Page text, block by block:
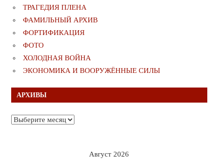
ТРАГЕДИЯ ПЛЕНА
ФАМИЛЬНЫЙ АРХИВ
ФОРТИФИКАЦИЯ
ФОТО
ХОЛОДНАЯ ВОЙНА
ЭКОНОМИКА И ВООРУЖЁННЫЕ СИЛЫ
АРХИВЫ
Архивы
Август 2026